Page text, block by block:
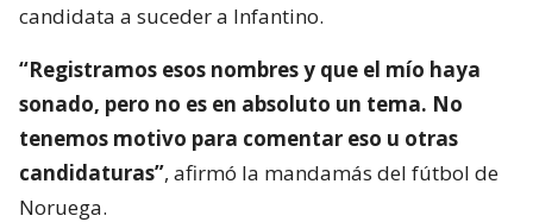
candidata a suceder a Infantino.
“Registramos esos nombres y que el mío haya
sonado, pero no es en absoluto un tema. No
tenemos motivo para comentar eso u otras
candidaturas”, afirmó la mandamás del fútbol de
Noruega.